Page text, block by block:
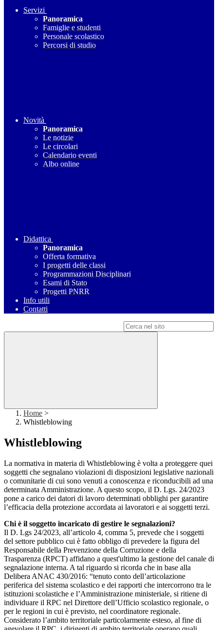
Servizi
Panoramica
Famiglie e studenti
Personale scolastico
Percorsi di studio
Novità
Panoramica
Le notizie
Le circolari
Calendario eventi
Albo online
Didattica
Panoramica
Offerta formativa
I progetti delle classi
Programmazioni Disciplinari
Esami di Stato
Progetti PNRR
Info utili
Contatti
Home >
Whistleblowing
Whistleblowing
La normativa in materia di Whistleblowing è volta a proteggere quei
soggetti che segnalano violazioni di disposizioni legislative nazionali
o comunitarie di cui sono venuti a conoscenza e riconducibili ad una
determinata Amministrazione. A questo scopo, il D. Lgs. 24/2023
pone a carico dei datori di lavoro determinati obblighi per garantire
l’efficacia della protezione accordata ai lavoratori e ai soggetti terzi.
Chi è il soggetto incaricato di gestire le segnalazioni?
Il D. Lgs 24/2023, all’articolo 4, comma 5, prevede che i soggetti
del settore pubblico cui è fatto obbligo di prevedere la figura del
Responsabile della Prevenzione della Corruzione e della
Trasparenza (RPCT) affidano a quest'ultimo la gestione del canale di
segnalazione interna. A tal riguardo si ricorda che in base alla
Delibera ANAC 430/2016: “tenuto conto dell’articolazione
periferica del sistema scolastico e dei rapporti che intercorrono tra le
istituzioni scolastiche e l’Amministrazione ministeriale, si ritiene di
individuare il RPC nel Direttore dell’Ufficio scolastico regionale, o
per le regioni in cui è previsto, nel coordinatore regionale.
Considerato l’ambito territoriale particolarmente esteso, al fine di